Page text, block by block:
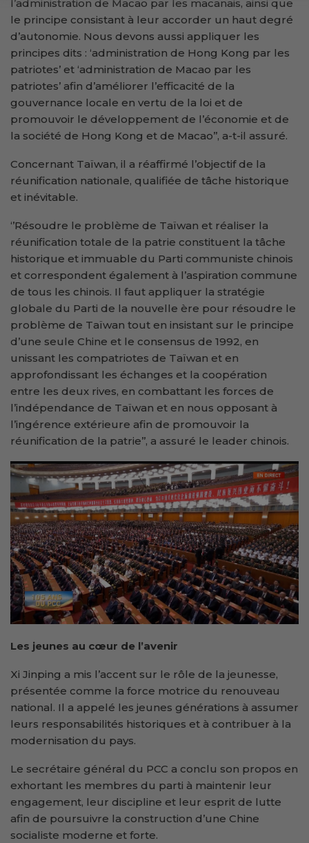
l’administration de Macao par les macanais, ainsi que
le principe consistant à leur accorder un haut degré
d’autonomie. Nous devons aussi appliquer les
principes dits : ‘administration de Hong Kong par les
patriotes’ et ‘administration de Macao par les
patriotes’ afin d’améliorer l’efficacité de la
gouvernance locale en vertu de la loi et de
promouvoir le développement de l’économie et de
la société de Hong Kong et de Macao’’, a-t-il assuré.
Concernant Taïwan, il a réaffirmé l’objectif de la
réunification nationale, qualifiée de tâche historique
et inévitable.
‘’Résoudre le problème de Taïwan et réaliser la
réunification totale de la patrie constituent la tâche
historique et immuable du Parti communiste chinois
et correspondent également à l’aspiration commune
de tous les chinois. Il faut appliquer la stratégie
globale du Parti de la nouvelle ère pour résoudre le
problème de Taïwan tout en insistant sur le principe
d’une seule Chine et le consensus de 1992, en
unissant les compatriotes de Taïwan et en
approfondissant les échanges et la coopération
entre les deux rives, en combattant les forces de
l’indépendance de Taïwan et en nous opposant à
l’ingérence extérieure afin de promouvoir la
réunification de la patrie’’, a assuré le leader chinois.
Les jeunes au cœur de l’avenir
Xi Jinping a mis l’accent sur le rôle de la jeunesse,
présentée comme la force motrice du renouveau
national. Il a appelé les jeunes générations à assumer
leurs responsabilités historiques et à contribuer à la
modernisation du pays.
Le secrétaire général du PCC a conclu son propos en
exhortant les membres du parti à maintenir leur
engagement, leur discipline et leur esprit de lutte
afin de poursuivre la construction d’une Chine
socialiste moderne et forte.